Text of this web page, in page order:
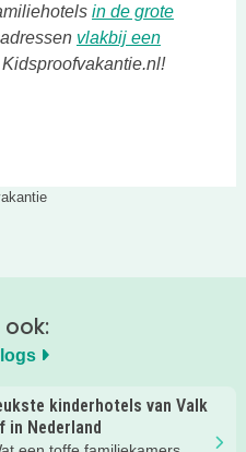
link opent in een nieuwe tab
in de grote
nieuwe tab
vlakbij een
een nieuwe tab
ook:
kinderhotels van Valk
in Nederland